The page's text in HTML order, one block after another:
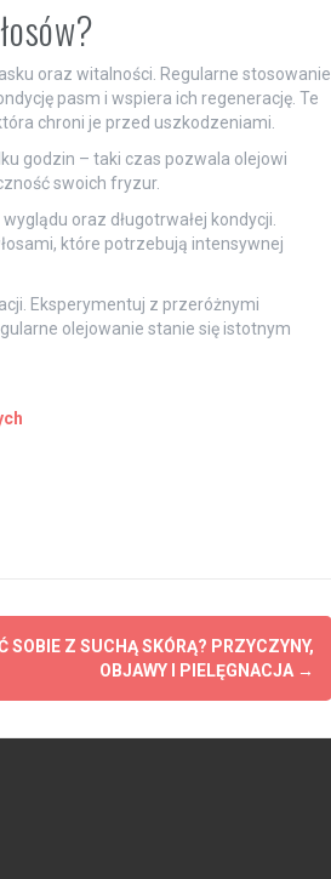
oraz witalności. Regularne stosowanie
pasm i wspiera ich regenerację. Te
chroni je przed uszkodzeniami.
godzin – taki czas pozwala olejowi
swoich fryzur.
oraz długotrwałej kondycji.
które potrzebują intensywnej
Eksperymentuj z przeróżnymi
olejowanie stanie się istotnym
SOBIE Z SUCHĄ SKÓRĄ? PRZYCZYNY,
OBJAWY I PIELĘGNACJA →